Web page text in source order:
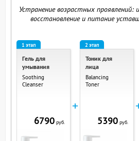
Устранение возрастных проявлений:
восстановление и питание
1 этап
Гель для
умывания
Soothing
Cleanser
6790 руб.
+
2 этап
Тоник для
лица
Balancing
Toner
5390 руб.